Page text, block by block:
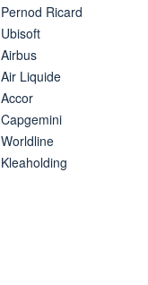
Pernod Ricard
Ubisoft
Airbus
Air Liquide
Accor
Capgemini
Worldline
Kleaholding